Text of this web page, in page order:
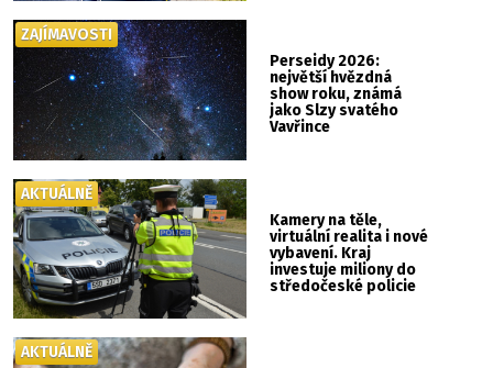
Perseidy 2026:
největší hvězdná
show roku, známá
jako Slzy svatého
Vavřince
ZAJÍMAVOSTI
Kamery na těle,
virtuální realita i nové
vybavení. Kraj
investuje miliony do
středočeské policie
AKTUÁLNĚ
AKTUÁLNĚ